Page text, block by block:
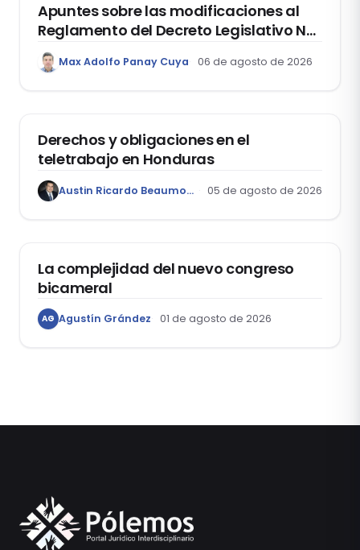
Apuntes sobre las modificaciones al
Reglamento del Decreto Legislativo Nº
1400, que aprueba el Régimen de
Garantía Mobiliaria
Max Adolfo Panay Cuya 06 de agosto de 2026
Derechos y obligaciones en el
teletrabajo en Honduras
Austin Ricardo Beaumont Rivera 05 de agosto de 2026
La complejidad del nuevo congreso
bicameral
AG Agustín Grández 01 de agosto de 2026